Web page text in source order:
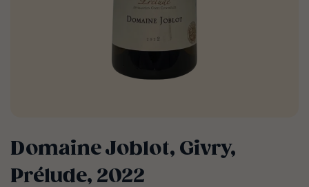
Domaine Joblot, Givry,
Prélude, 2022